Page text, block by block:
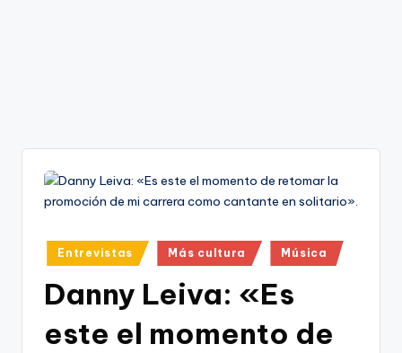
Publicado
en
Entrevistas Más cultura Música
Danny Leiva: «Es
este el momento de